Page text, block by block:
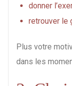
donner
retrouver le
Plus votre
dans les